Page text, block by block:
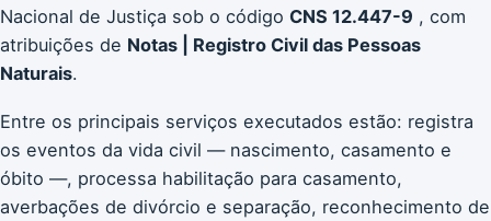
Nacional de Justiça sob o código CNS 12.447-9 , com
atribuições de Notas | Registro Civil das Pessoas
Naturais.
Entre os principais serviços executados estão: registra
os eventos da vida civil — nascimento, casamento e
óbito —, processa habilitação para casamento,
averbações de divórcio e separação, reconhecimento de